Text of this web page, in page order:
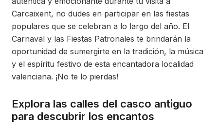
Carcaixent, no dudes en participar en las fiestas
populares que se celebran a lo largo del año. El
Carnaval y las Fiestas Patronales te brindarán la
oportunidad de sumergirte en la tradición, la música
y el espíritu festivo de esta encantadora localidad
valenciana. ¡No te lo pierdas!
Explora las calles del casco antiguo
para descubrir los encantos